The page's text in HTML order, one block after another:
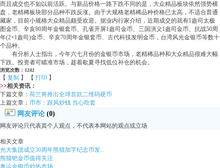
而且成交也不如以前活跃。与新品价格一路下跌不同的是，大众精品板块依然强势横
盘，老精稀板块部分品种不跌反涨。由于大规格老精稀品种价格已太高，不适合普通
藏家，目前小规格大众精品颇受欢迎。据业内行家介绍，近期成交的就有1盎司太极
图金币、辛亥80周年金银套币、孔雀开屏1盎司金币、三国演义1盎司金币、抗战50周
年(2×1盎司)金币、辛亥70周年金银套币、古代科技发明金币，台湾风光金银币等数十
个品种。
有分析人士指出，今年六七月份的金银币市场，老精稀品种和大众精品很难大幅
下跌。投资者可瞄准市场，趁着歇夏寻找低位补仓的机会。
浏览次数：1242
【 复制 】 【 打印 】
>>相关资讯：
下篇文章： 荷兰将推出全球首款二维码硬币
上篇文章： 币市：跟风炒钱 当心吃套
网友评论 (0)
网友评论只代表其个人观点，不代表本网站的观点或立场
相关文章
光大集团成立30周年熊猫加字纪念币发...
熊猫钯金币值得关注
奥运金银币炒热市场